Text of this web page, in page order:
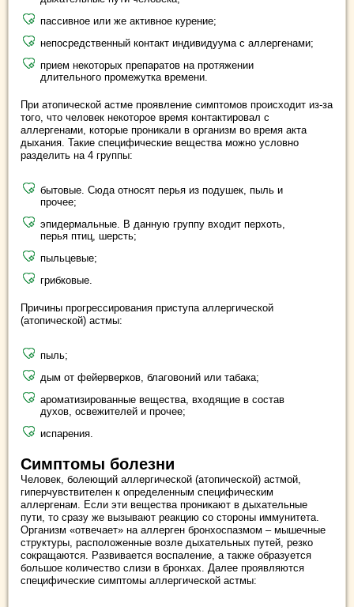
пассивное или же активное курение;
непосредственный контакт индивидуума с аллергенами;
прием некоторых препаратов на протяжении
длительного промежутка времени.
При атопической астме проявление симптомов происходит из-за
того, что человек некоторое время контактировал с
аллергенами, которые проникали в организм во время акта
дыхания. Такие специфические вещества можно условно
разделить на 4 группы:
бытовые. Сюда относят перья из подушек, пыль и
прочее;
эпидермальные. В данную группу входит перхоть,
перья птиц, шерсть;
пыльцевые;
грибковые.
Причины прогрессирования приступа аллергической
(атопической) астмы:
пыль;
дым от фейерверков, благовоний или табака;
ароматизированные вещества, входящие в состав
духов, освежителей и прочее;
испарения.
Симптомы болезни
Человек, болеющий аллергической (атопической) астмой,
гиперчувствителен к определенным специфическим
аллергенам. Если эти вещества проникают в дыхательные
пути, то сразу же вызывают реакцию со стороны иммунитета.
Организм «отвечает» на аллерген бронхоспазмом – мышечные
структуры, расположенные возле дыхательных путей, резко
сокращаются. Развивается воспаление, а также образуется
большое количество слизи в бронхах. Далее проявляются
специфические симптомы аллергической астмы: